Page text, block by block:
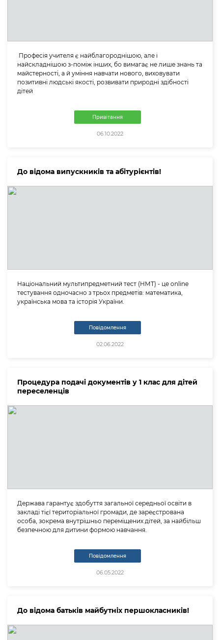
Професія учителя є найблагороднішою, але і
найскладнішою з-поміж інших, бо вимагає не лише знань та
майстерності, а й уміння навчати нового, виховувати
позитивнi людські якості, розвивати природнi здiбностi
дітей
Привітання
06.10.2022
До відома випускників та абітурієнтів!
Національний мультипредметний тест (НМТ) - це online
тестування одночасно з трьох предметів: математика,
українська мова та історія України.
Повідомлення
02.06.2022
Процедура подачі документів у 1 клас для дітей
переселенців
Держава гарантує здобуття загальної середньої освіти в
закладі тієї територіальної громади, де зареєстрована
особа, зокрема внутрішньо переміщених дітей, за найбільш
безпечною для дитини формою навчання.
Повідомлення
06.05.2022
До відома батьків майбутніх першокласників!